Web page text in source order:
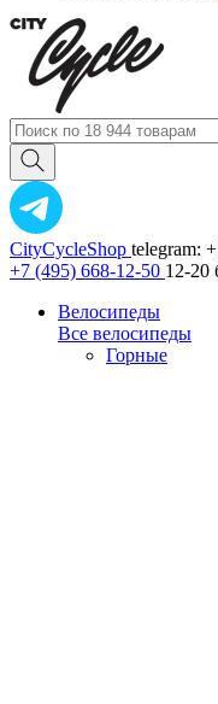
CityCycleShop telegram:
+7 (495) 668-12-50 12-20
Велосипеды
Все велосипеды
Горные